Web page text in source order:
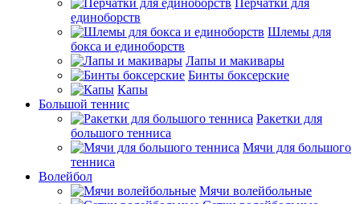
Перчатки для
единоборств
Шлемы для
бокса и единоборств
Лапы и макивары
Бинты боксерские
Капы
Большой теннис
Ракетки для
большого тенниса
Мячи для большого
тенниса
Волейбол
Мячи волейбольные